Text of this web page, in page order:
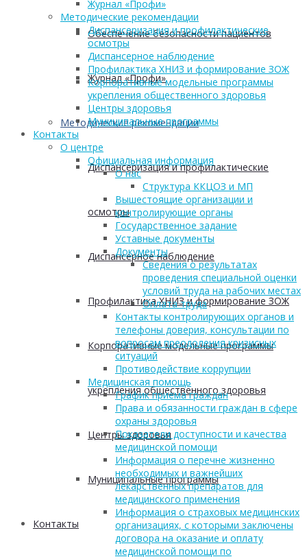
Обеспечение безопасности пациентов
Журнал «Профи»
Методические рекомендации
Диспансеризация и профилактические
осмотры
Диспансерное наблюдение
Профилактика ХНИЗ и формирование ЗОЖ
Корпоративные модельные программы
укрепления общественного здоровья
Центры здоровья
Муниципальные программы
Контакты
Журнал «Профи»
Методические рекомендации
Диспансеризация и профилактические
осмотры
Диспансерное наблюдение
Профилактика ХНИЗ и формирование ЗОЖ
Корпоративные модельные программы
укрепления общественного здоровья
Центры здоровья
Муниципальные программы
Контакты
О центре
Официальная информация
О нас
Структура ККЦОЗ и МП
Вышестоящие организации и
контролирующие органы
Государственное задание
Уставные документы
Документы
Сведения о результатах
проведения специальной оценки
условий труда на рабочих местах
Оплата труда
Контакты контролирующих органов и
телефоны доверия, консультации по
вопросам преодоления кризисных
ситуаций
Противодействие коррупции
Медицинская помощь
График приема граждан
Права и обязанности граждан в сфере
охраны здоровья
Показатели доступности и качества
медицинской помощи
Информация о перечне жизненно
необходимых и важнейших
лекарственных препаратов для
медицинского применения
Информация о страховых медицинских
организациях, с которыми заключены
договора на оказание и оплату
медицинской помощи по